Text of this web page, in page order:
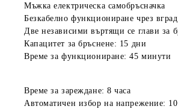
Мъжка електрическа самобръсначка
Безкабелно функциониране чрез
Две независими въртящи се глави за
Капацитет за бръснене: 15 дни
Време за функциониране: 45 минути
Време за зареждане: 8 часа
Автоматичен избор на напрежение: